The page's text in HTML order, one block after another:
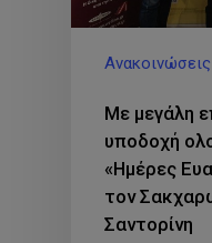
Ανακοινώσεις
Με μεγάλη
υποδοχή
«Ημέρες
τον
Σαντορίνη